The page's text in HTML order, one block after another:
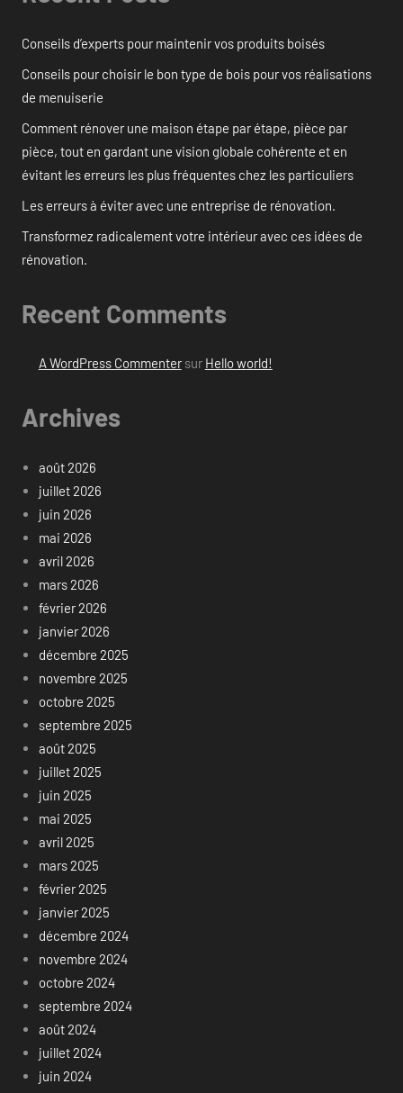
Conseils d’experts pour maintenir vos produits boisés
Conseils pour choisir le bon type de bois pour vos réalisations
de menuiserie
Comment rénover une maison étape par étape, pièce par
pièce, tout en gardant une vision globale cohérente et en
évitant les erreurs les plus fréquentes chez les particuliers
Les erreurs à éviter avec une entreprise de rénovation.
Transformez radicalement votre intérieur avec ces idées de
rénovation.
Recent Comments
A WordPress Commentersur Hello world!
Archives
août 2026
juillet 2026
juin 2026
mai 2026
avril 2026
mars 2026
février 2026
janvier 2026
décembre 2025
novembre 2025
octobre 2025
septembre 2025
août 2025
juillet 2025
juin 2025
mai 2025
avril 2025
mars 2025
février 2025
janvier 2025
décembre 2024
novembre 2024
octobre 2024
septembre 2024
août 2024
juillet 2024
juin 2024